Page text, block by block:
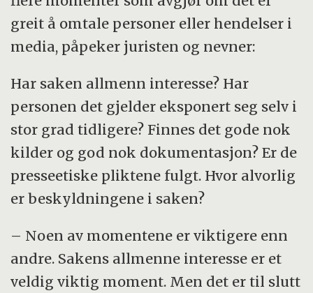
greit å omtale personer eller hendelser i
media, påpeker juristen og nevner:
Har saken allmenn interesse? Har
personen det gjelder eksponert seg selv i
stor grad tidligere? Finnes det gode nok
kilder og god nok dokumentasjon? Er de
presseetiske pliktene fulgt. Hvor alvorlig
er beskyldningene i saken?
– Noen av momentene er viktigere enn
andre. Sakens allmenne interesse er et
veldig viktig moment. Men det er til slutt